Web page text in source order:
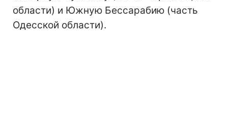
области) и Южную Бессарабию (часть
Одесской области).